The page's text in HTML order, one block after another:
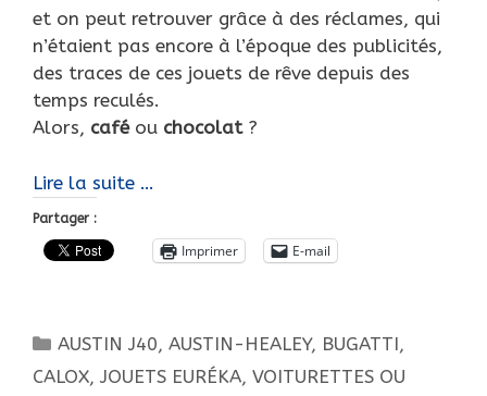
et on peut retrouver grâce à des réclames, qui
n’étaient pas encore à l’époque des publicités,
des traces de ces jouets de rêve depuis des
temps reculés.
Alors, caféou chocolat?
Lire la suite …
Chocolat
?
à
moteur…
Partager :
Imprimer E-mail
Catégories
AUSTIN J40, AUSTIN-HEALEY, BUGATTI,
CALOX, JOUETS EURÉKA, VOITURETTES OU